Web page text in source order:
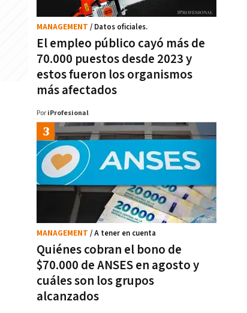
El empleo público cayó más de
70.000 puestos desde 2023 y
estos fueron los organismos
más afectados
MANAGEMENT / Datos oficiales.
Por iProfesional
Quiénes cobran el bono de
$70.000 de ANSES en agosto y
cuáles son los grupos
alcanzados
MANAGEMENT / A tener en cuenta